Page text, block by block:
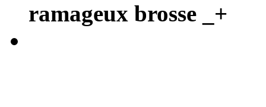
ramageux brosse _+